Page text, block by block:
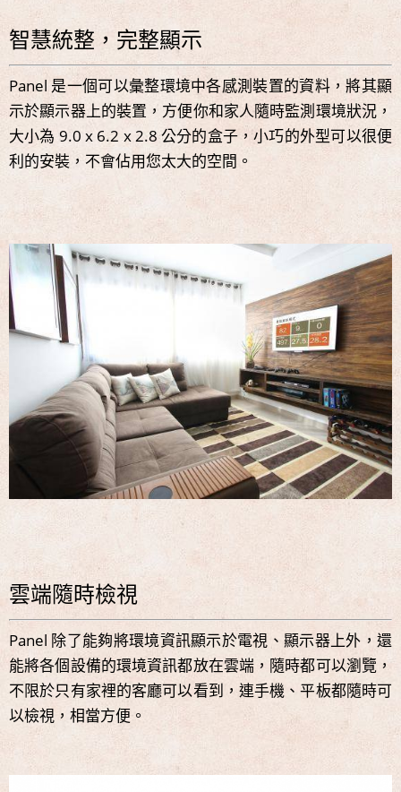
智慧統整，完整顯示
Panel 是一個可以彙整環境中各感測裝置的資料，將其顯
示於顯示器上的裝置，方便你和家人隨時監測環境狀況，
大小為 9.0 x 6.2 x 2.8 公分的盒子，小巧的外型可以很便
利的安裝，不會佔用您太大的空間。
雲端隨時檢視
Panel 除了能夠將環境資訊顯示於電視、顯示器上外，還
能將各個設備的環境資訊都放在雲端，隨時都可以瀏覽，
不限於只有家裡的客廳可以看到，連手機、平板都隨時可
以檢視，相當方便。